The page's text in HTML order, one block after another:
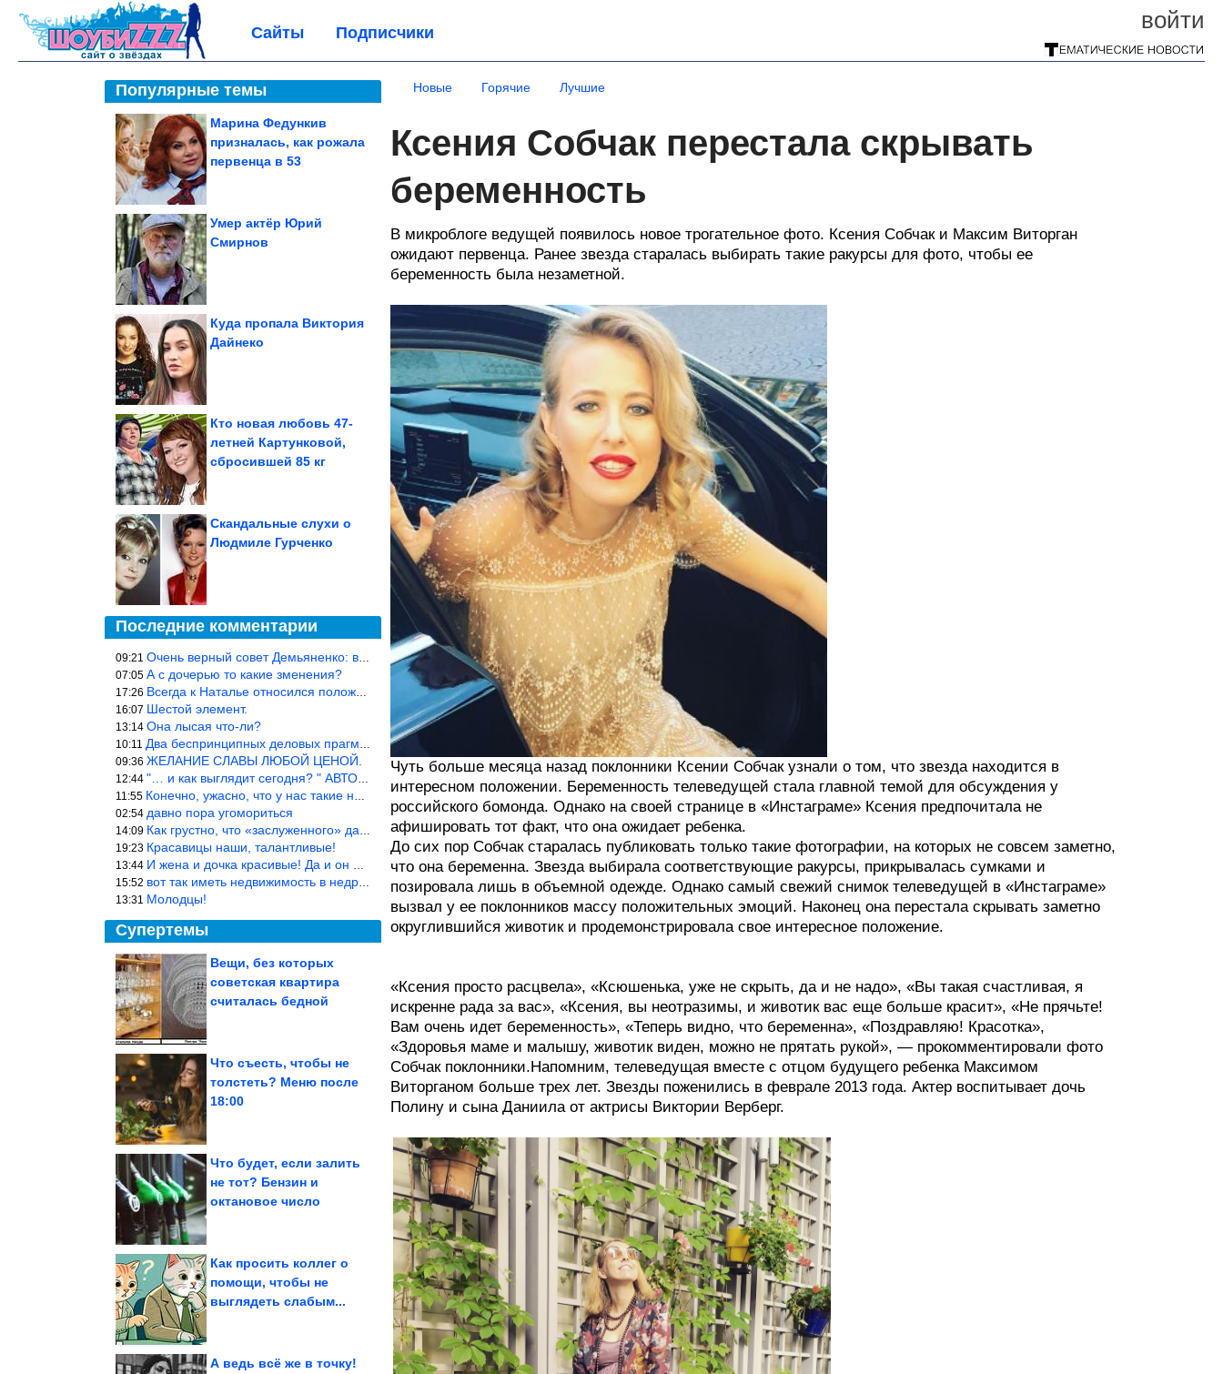
войти
Сайты Подписчики
Популярные темы
Марина Федункив
призналась, как рожала
первенца в 53
Умер актёр Юрий
Смирнов
Куда пропала Виктория
Дайнеко
Кто новая любовь 47-
летней Картунковой,
сбросившей 85 кг
Скандальные слухи о
Людмиле Гурченко
Последние комментарии
09:21 Очень верный совет Демьяненко: в этой среде надо либо иметь зубы
07:05 А с дочерью то какие зменения?
17:26 Всегда к Наталье относился положительно… Время покажет, что буде
16:07 Шестой элемент.
13:14 Она лысая что-ли?
10:11 Два беспринципных деловых прагматика нашли друг друга и «остепен
09:36 ЖЕЛАНИЕ СЛАВЫ ЛЮБОЙ ЦЕНОЙ.
12:44 "… и как выглядит сегодня? " АВТОР, РЕДАКТОР — ВЫ ЧТО
11:55 Конечно, ужасно, что у нас такие недалёкие и прямые люди… Как мо
02:54 давно пора угомориться
14:09 Как грустно, что «заслуженного» дают не заслуженно, а (чаще) по-
19:23 Красавицы наши, талантливые!
13:44 И жена и дочка красивые! Да и он настоящий мужик!
15:52 вот так иметь недвижимость в недружественных странах Могут забра
13:31 Молодцы!
Супертемы
Полезное
пластиковых ящиков
Вещи, без которых
советская квартира
считалась бедной
Что съесть, чтобы не
толстеть? Меню после
18:00
Что будет, если залить
не тот? Бензин и
октановое число
Смех приходит без
Как просить коллег о
помощи, чтобы не
выглядеть слабым...
А ведь всё же в точку!
Новые Горячие Лучшие
Ксения Собчак перестала скрывать
беременность
В микроблоге ведущей появилось новое трогательное фото. Ксения Собчак и Максим Виторган
ожидают первенца. Ранее звезда старалась выбирать такие ракурсы для фото, чтобы ее
беременность была незаметной.
Чуть больше месяца назад поклонники Ксении Собчак узнали о том, что звезда находится в
интересном положении. Беременность телеведущей стала главной темой для обсуждения у
российского бомонда. Однако на своей странице в «Инстаграме» Ксения предпочитала не
афишировать тот факт, что она ожидает ребенка.
До сих пор Собчак старалась публиковать только такие фотографии, на которых не совсем заметно,
что она беременна. Звезда выбирала соответствующие ракурсы, прикрывалась сумками и
позировала лишь в объемной одежде. Однако самый свежий снимок телеведущей в «Инстаграме»
вызвал у ее поклонников массу положительных эмоций. Наконец она перестала скрывать заметно
округлившийся животик и продемонстрировала свое интересное положение.
«Ксения просто расцвела», «Ксюшенька, уже не скрыть, да и не надо», «Вы такая счастливая, я
искренне рада за вас», «Ксения, вы неотразимы, и животик вас еще больше красит», «Не прячьте!
Вам очень идет беременность», «Теперь видно, что беременна», «Поздравляю! Красотка»,
«Здоровья маме и малышу, животик виден, можно не прятать рукой», — прокомментировали фото
Собчак поклонники.Напомним, телеведущая вместе с отцом будущего ребенка Максимом
Виторганом больше трех лет. Звезды поженились в феврале 2013 года. Актер воспитывает дочь
Полину и сына Даниила от актрисы Виктории Верберг.